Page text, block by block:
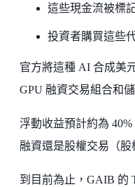
這些現金流被標
投資者購買這些
官方將這種 AI 合成美
GPU 融資交易組合和
浮動收益預計約為
融資還是股權交易（股
到目前為止，GAIB 的